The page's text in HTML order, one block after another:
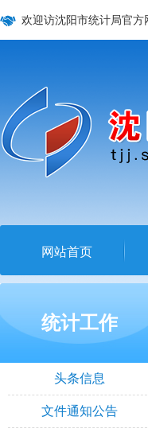
欢迎访沈阳市统计局官方
网站首页
统计工作
头条信息
文件通知公告